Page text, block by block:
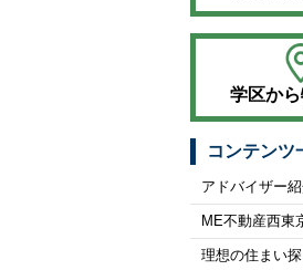
学区か
コンテンツ
アドバイザー
ME不動産西東
理想の住まい